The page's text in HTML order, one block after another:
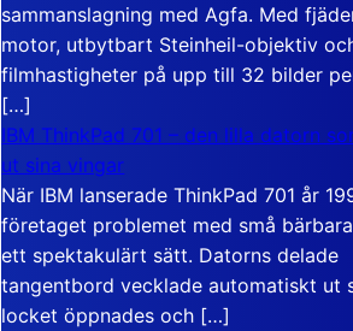
sammanslagning med Agfa. Med
motor, utbytbart Steinheil-objektiv
filmhastigheter på upp till 32 bilder
[…]
IBM ThinkPad 701 – den lilla datorn
ut sina vingar
När IBM lanserade ThinkPad 701 år
företaget problemet med små
ett spektakulärt sätt. Datorns delade
tangentbord vecklade automatiskt ut
locket öppnades och […]